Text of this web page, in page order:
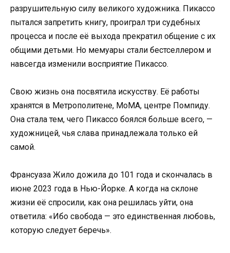
разрушительную силу великого художника. Пикассо
пытался запретить книгу, проиграл три судебных
процесса и после её выхода прекратил общение с их
общими детьми. Но мемуары стали бестселлером и
навсегда изменили восприятие Пикассо.
Свою жизнь она посвятила искусству. Её работы
хранятся в Метрополитене, MoMA, центре Помпиду.
Она стала тем, чего Пикассо боялся больше всего, —
художницей, чья слава принадлежала только ей
самой.
Франсуаза Жило дожила до 101 года и скончалась в
июне 2023 года в Нью-Йорке. А когда на склоне
жизни её спросили, как она решилась уйти, она
ответила: «Ибо свобода — это единственная любовь,
которую следует беречь».